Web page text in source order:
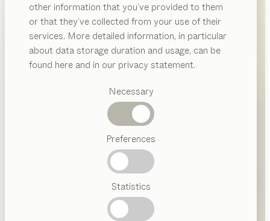
other information that you’ve provided to them
or that they’ve collected from your use of their
services. More detailed information, in particular
about data storage duration and usage, can be
found here and in our privacy statement.
Necessary
Preferences
Statistics
Vorgeschlagene
Kategorien
Österreichisches
Handwerk
PRODUKTE
INSPIRATION
ÜBER UNS